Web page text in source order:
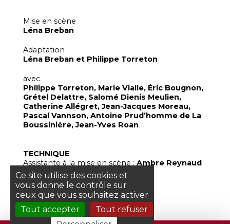
Mise en scène
Léna Breban
Adaptation
Léna Breban et Philippe Torreton
avec
Philippe Torreton, Marie Vialle, Éric Bougnon,
Grétel Delattre, Salomé Dienis Meulien,
Catherine Allégret, Jean-Jacques Moreau,
Pascal Vannson, Antoine Prud’homme de La
Boussinière, Jean-Yves Roan
TECHNIQUE
Assistante à la mise en scène : Ambre Reynaud
Scénographie :Emmanuelle Roy
Costumes : Alice Touvet
Lumières : Denis Koransky
PRODUCTION
La Scala Paris
Ce site utilise des cookies et
vous donne le contrôle sur
ceux que vous souhaitez activer
Tout accepter
Tout refuser